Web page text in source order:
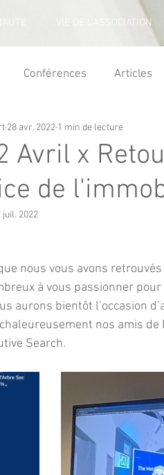
VIE DE L'ASSOCIATION
Conférences Articles
Avril x
de
28 avr. 2022 1 min de lecture
juil. 2022
nous vous avons
à vous passionner
aurons bientôt l’occasion
nos amis
Search.